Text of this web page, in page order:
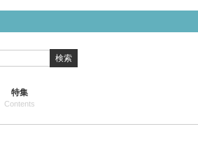
検索
特集
Contents